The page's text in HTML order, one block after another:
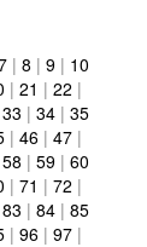
| 8 | 9 | 10
| 21 | 22 |
33 | 34 | 35
| 46 | 47 |
58 | 59 | 60
| 71 | 72 |
83 | 84 | 85
| 96 | 97 |